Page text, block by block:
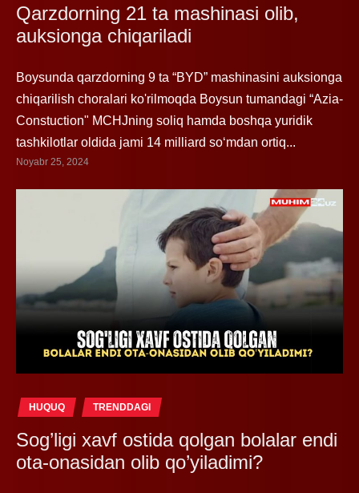
Qarzdorning 21 ta mashinasi olib,
auksionga chiqariladi
Boysunda qarzdorning 9 ta “BYD” mashinasini auksionga
chiqarilish choralari ko'rilmoqda Boysun tumandagi “Azia-
Constuction" MCHJning soliq hamda boshqa yuridik
tashkilotlar oldida jami 14 milliard so‘mdan ortiq...
Noyabr 25, 2024
HUQUQ TRENDDAGI
Sog’ligi xavf ostida qolgan bolalar endi
ota-onasidan olib qo’yiladimi?